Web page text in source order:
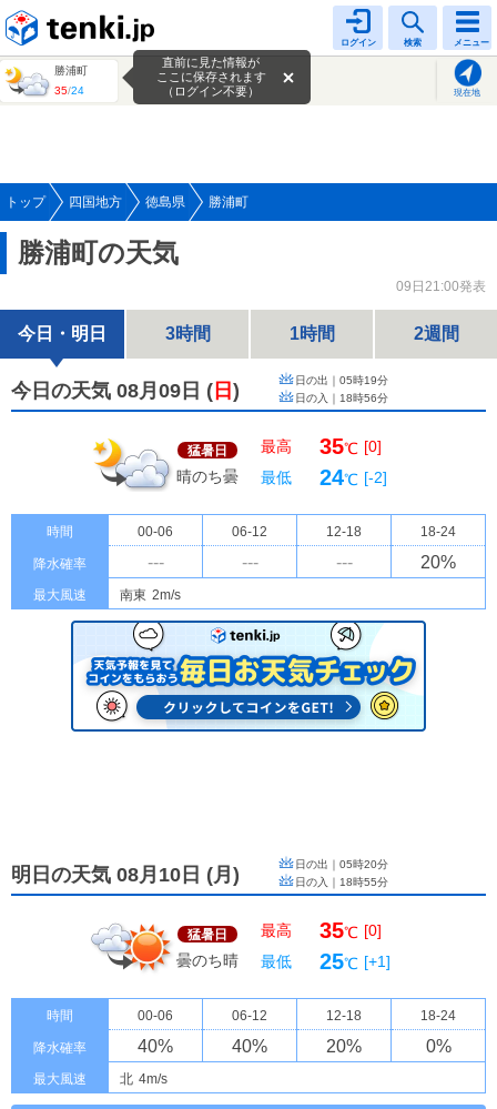
ログイン 検索 メニュー
勝浦町
35/24 現在地
直前に見た情報が
ここに保存されます
（ログイン不要）
トップ 四国地方 徳島県 勝浦町
勝浦町の天気
09日21:00発表
今日・明日 3時間 1時間 2週間
今日の天気 08月09日 ( 日 ) 日の出｜ 05時19分
日の入｜ 18時56分
猛暑日
晴のち曇
最高 35℃ [0]
最低
24℃ [-2]
時間 00-06 06-12 12-18 18-24
降水確率 --- --- --- 20%
最大風速 南東 2m/s
明日の天気 08月10日 (月 ) 日の出｜ 05時20分
日の入｜ 18時55分
猛暑日
曇のち晴
最高 35℃ [0]
最低
25℃ [+1]
時間 00-06 06-12 12-18 18-24
降水確率 40% 40% 20% 0%
最大風速 北 4m/s